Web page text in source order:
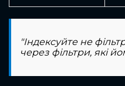
"Індексуйте не
через фільтри, які